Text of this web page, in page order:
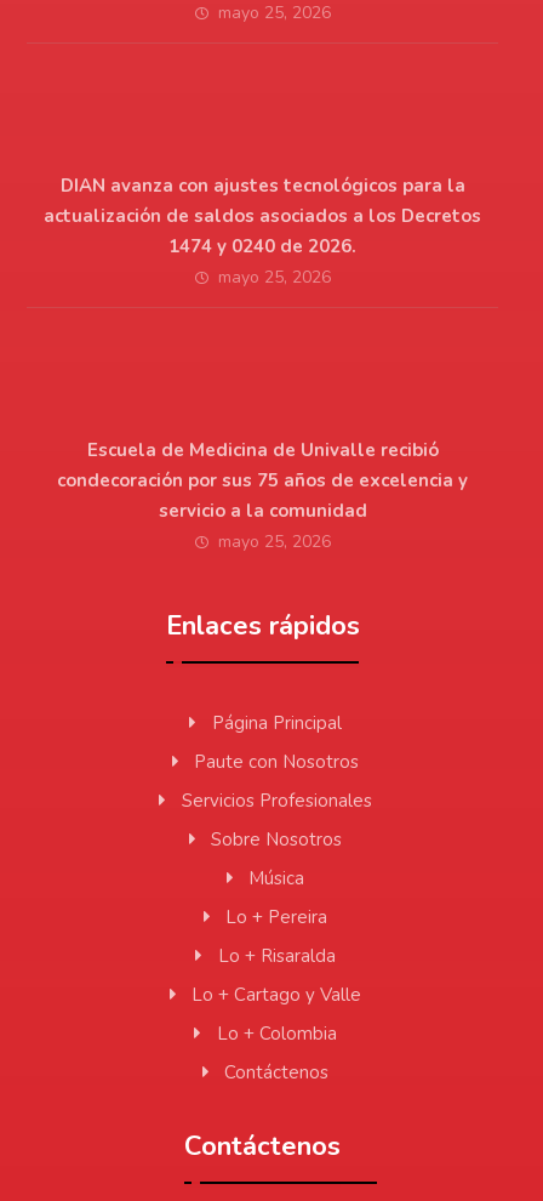
mayo 25, 2026
DIAN avanza con ajustes tecnológicos para la
actualización de saldos asociados a los Decretos
1474 y 0240 de 2026.
mayo 25, 2026
Escuela de Medicina de Univalle recibió
condecoración por sus 75 años de excelencia y
servicio a la comunidad
mayo 25, 2026
Enlaces rápidos
Página Principal
Paute con Nosotros
Servicios Profesionales
Sobre Nosotros
Música
Lo + Pereira
Lo + Risaralda
Lo + Cartago y Valle
Lo + Colombia
Contáctenos
Contáctenos